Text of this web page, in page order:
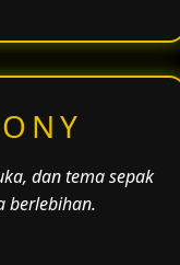
dan tema sepak
berlebihan.